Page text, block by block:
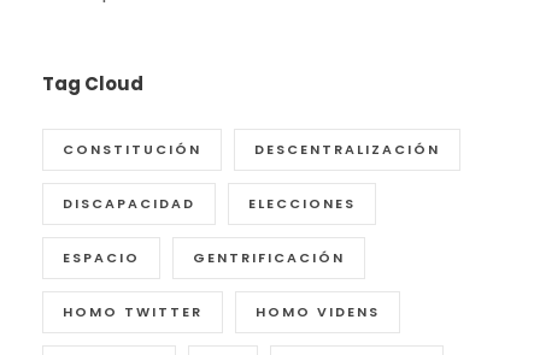
Tag Cloud
CONSTITUCIÓN DESCENTRALIZACIÓN
DISCAPACIDAD ELECCIONES
ESPACIO GENTRIFICACIÓN
HOMO TWITTER HOMO VIDENS